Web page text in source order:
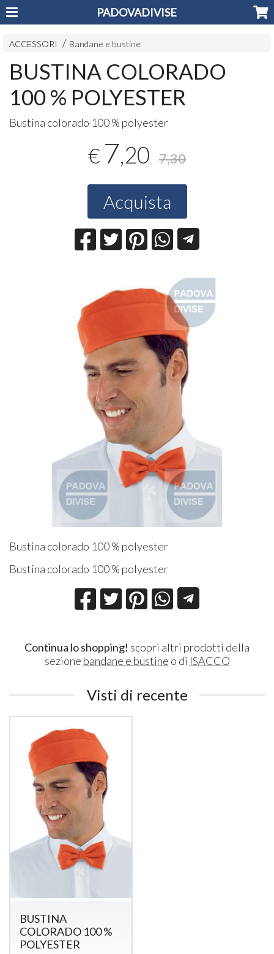
PADOVADIVISE
ACCESSORI Bandane e bustine
BUSTINA COLORADO
100 % POLYESTER
Bustina colorado 100 % polyester
€ 7,20 7,30
Acquista
Bustina colorado 100 % polyester
Bustina colorado 100 % polyester
Continua lo shopping! scopri altri prodotti della
sezione bandane e bustine o di ISACCO
Visti di recente
BUSTINA
COLORADO 100 %
POLYESTER